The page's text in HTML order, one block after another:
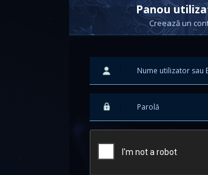
Panou
Creează un